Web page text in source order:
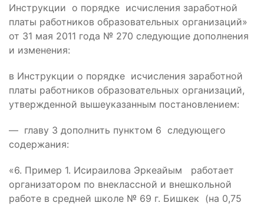
Инструкции о порядке исчисления заработной
платы работников образовательных организаций»
от 31 мая 2011 года № 270 следующие дополнения
и изменения:
в Инструкции о порядке исчисления заработной
платы работников образовательных организаций,
утвержденной вышеуказанным постановлением:
— главу 3 дополнить пунктом 6 следующего
содержания:
«6. Пример 1. Исираилова Эркеайым работает
организатором по внеклассной и внешкольной
работе в средней школе № 69 г. Бишкек (на 0,75